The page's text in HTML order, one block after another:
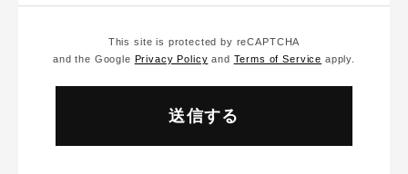
This site is protected by reCAPTCHA
and the Google Privacy Policy and Terms of Service apply.